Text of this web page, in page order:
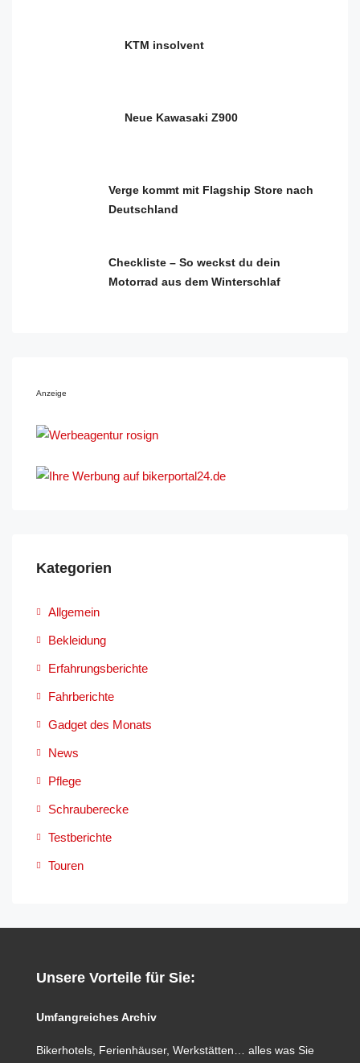
KTM insolvent
Neue Kawasaki Z900
Verge kommt mit Flagship Store nach
Deutschland
Checkliste – So weckst du dein
Motorrad aus dem Winterschlaf
Anzeige
Kategorien
Allgemein
Bekleidung
Erfahrungsberichte
Fahrberichte
Gadget des Monats
News
Pflege
Schrauberecke
Testberichte
Touren
Unsere Vorteile für Sie:
Umfangreiches Archiv
Bikerhotels, Ferienhäuser, Werkstätten… alles was Sie